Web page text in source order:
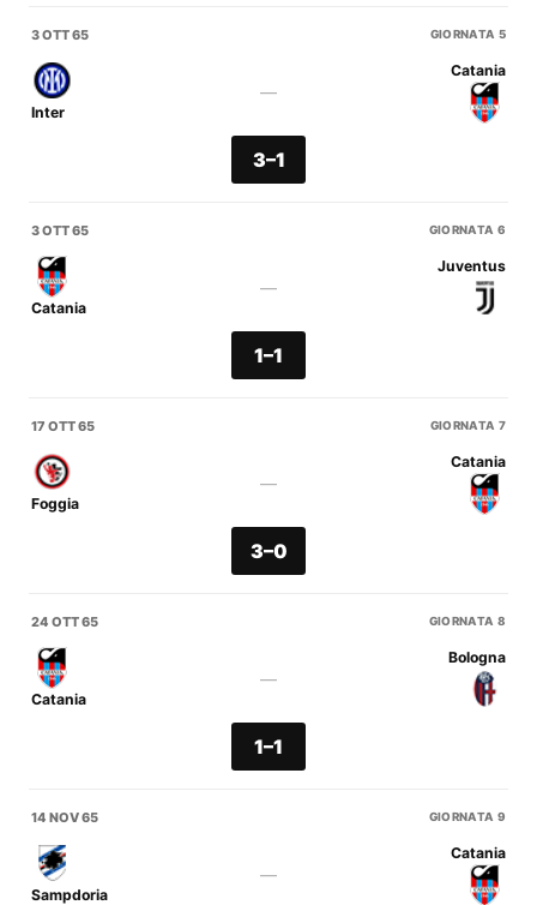
3 OTT 65 GIORNATA 5
Inter
—
Catania
3–1
3 OTT 65 GIORNATA 6
Catania
—
Juventus
1–1
17 OTT 65 GIORNATA 7
Foggia
—
Catania
3–0
24 OTT 65 GIORNATA 8
Catania
—
Bologna
1–1
14 NOV 65 GIORNATA 9
Sampdoria
—
Catania